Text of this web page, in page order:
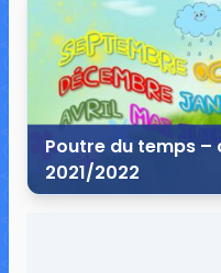
15 commentaires
Poutre du temps
2021/2022